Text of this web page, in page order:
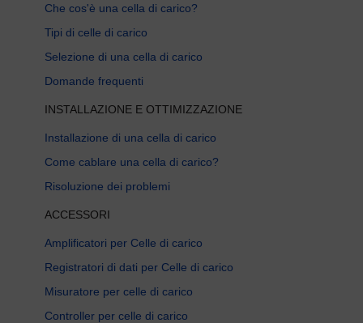
Che cos'è una cella di carico?
Tipi di celle di carico
Selezione di una cella di carico
Domande frequenti
INSTALLAZIONE E OTTIMIZZAZIONE
Installazione di una cella di carico
Come cablare una cella di carico?
Risoluzione dei problemi
ACCESSORI
Amplificatori per Celle di carico
Registratori di dati per Celle di carico
Misuratore per celle di carico
Controller per celle di carico